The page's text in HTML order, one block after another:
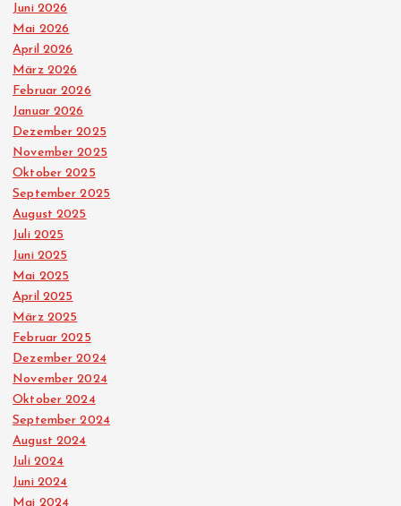
Juni 2026
Mai 2026
April 2026
März 2026
Februar 2026
Januar 2026
Dezember 2025
November 2025
Oktober 2025
September 2025
August 2025
Juli 2025
Juni 2025
Mai 2025
April 2025
März 2025
Februar 2025
Dezember 2024
November 2024
Oktober 2024
September 2024
August 2024
Juli 2024
Juni 2024
Mai 2024